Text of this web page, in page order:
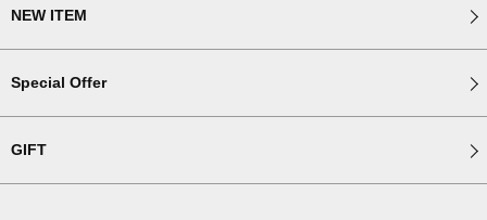
NEW ITEM
Special Offer
GIFT